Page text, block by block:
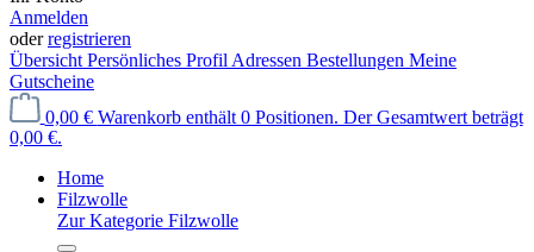
Anmelden
oderregistrieren
Übersicht Persönliches Profil Adressen Bestellungen Meine
Gutscheine
0,00 € Warenkorb enthält 0 Positionen. Der Gesamtwert beträgt
0,00 €.
Home
Filzwolle
Zur Kategorie Filzwolle